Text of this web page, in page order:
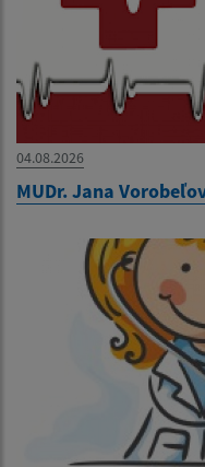
04.08.2026
MUDr. Jana